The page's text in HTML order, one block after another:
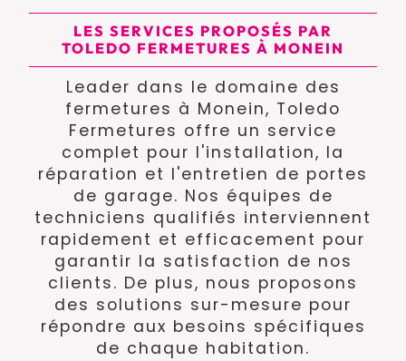
LES SERVICES PROPOSÉS PAR
TOLEDO FERMETURES À MONEIN
Leader dans le domaine des
fermetures à Monein, Toledo
Fermetures offre un service
complet pour l'installation, la
réparation et l'entretien de portes
de garage. Nos équipes de
techniciens qualifiés interviennent
rapidement et efficacement pour
garantir la satisfaction de nos
clients. De plus, nous proposons
des solutions sur-mesure pour
répondre aux besoins spécifiques
de chaque habitation.